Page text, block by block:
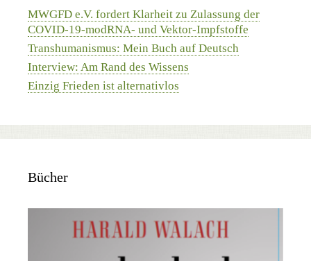
MWGFD e.V. fordert Klarheit zu Zulassung der
COVID-19-modRNA- und Vektor-Impfstoffe
Transhumanismus: Mein Buch auf Deutsch
Interview: Am Rand des Wissens
Einzig Frieden ist alternativlos
Bücher